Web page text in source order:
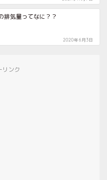
排気量ってなに？？
2020年6月3日
リンク